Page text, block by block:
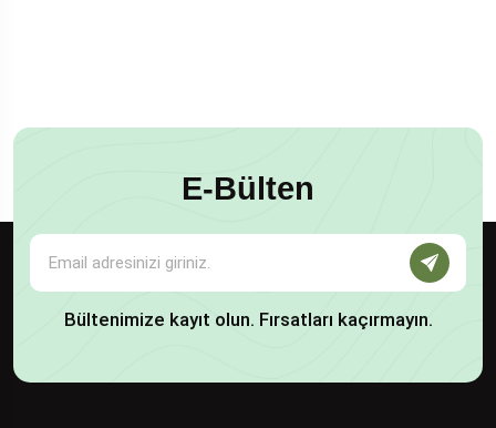
E-Bülten
Bültenimize kayıt olun. Fırsatları kaçırmayın.